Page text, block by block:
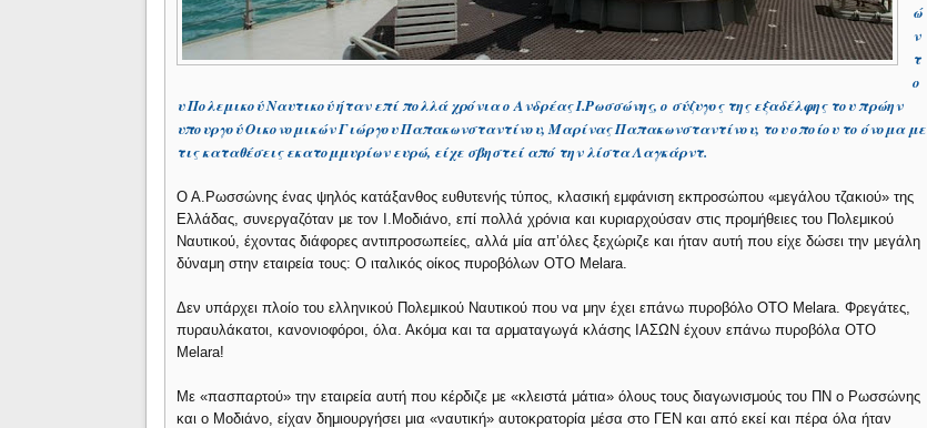
ώ
ν
τ
ο
υ Πολεμικού Ναυτικού ήταν επί πολλά χρόνια ο Ανδρέας Ι.Ρωσσώνης, ο σύζυγος της εξαδέλφης του πρώην
υπουργού Οικονομικών Γιώργου Παπακωνσταντίνου, Μαρίνας Παπακωνσταντίνου, του οποίου το όνομα με
τις καταθέσεις εκατομμυρίων ευρώ, είχε σβηστεί από την λίστα Λαγκάρντ.
Ο Α.Ρωσσώνης ένας ψηλός κατάξανθος ευθυτενής τύπος, κλασική εμφάνιση εκπροσώπου «μεγάλου τζακιού» της
Ελλάδας, συνεργαζόταν με τον Ι.Μοδιάνο, επί πολλά χρόνια και κυριαρχούσαν στις προμήθειες του Πολεμικού
Ναυτικού, έχοντας διάφορες αντιπροσωπείες, αλλά μία απ’όλες ξεχώριζε και ήταν αυτή που είχε δώσει την μεγάλη
δύναμη στην εταιρεία τους: Ο ιταλικός οίκος πυροβόλων OTO Melara.
Δεν υπάρχει πλοίο του ελληνικού Πολεμικού Ναυτικού που να μην έχει επάνω πυροβόλο ΟΤΟ Melara. Φρεγάτες,
πυραυλάκατοι, κανονιοφόροι, όλα. Ακόμα και τα αρματαγωγά κλάσης ΙΑΣΩΝ έχουν επάνω πυροβόλα OTO
Melara!
Με «πασπαρτού» την εταιρεία αυτή που κέρδιζε με «κλειστά μάτια» όλους τους διαγωνισμούς του ΠΝ ο Ρωσσώνης
και ο Μοδιάνο, είχαν δημιουργήσει μια «ναυτική» αυτοκρατορία μέσα στο ΓΕΝ και από εκεί και πέρα όλα ήταν